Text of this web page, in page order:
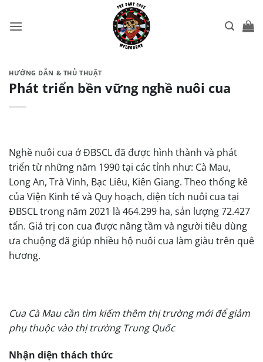
HƯỚNG DẪN & THỦ THUẬT
Phát triển bền vững nghề nuôi cua
Nghề nuôi cua ở ĐBSCL đã được hình thành và phát
triển từ những năm 1990 tại các tỉnh như: Cà Mau,
Long An, Trà Vinh, Bạc Liêu, Kiên Giang. Theo thống kê
của Viện Kinh tế và Quy hoạch, diện tích nuôi cua tại
ĐBSCL trong năm 2021 là 464.299 ha, sản lượng 72.427
tấn. Giá trị con cua được nâng tầm và người tiêu dùng
ưa chuộng đã giúp nhiều hộ nuôi cua làm giàu trên quê
hương.
Cua Cà Mau cần tìm kiếm thêm thị trường mới để giảm
phụ thuộc vào thị trường Trung Quốc
Nhận diện thách thức